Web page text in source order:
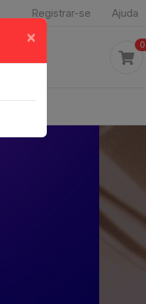
Registrar-se Ajuda
0
×